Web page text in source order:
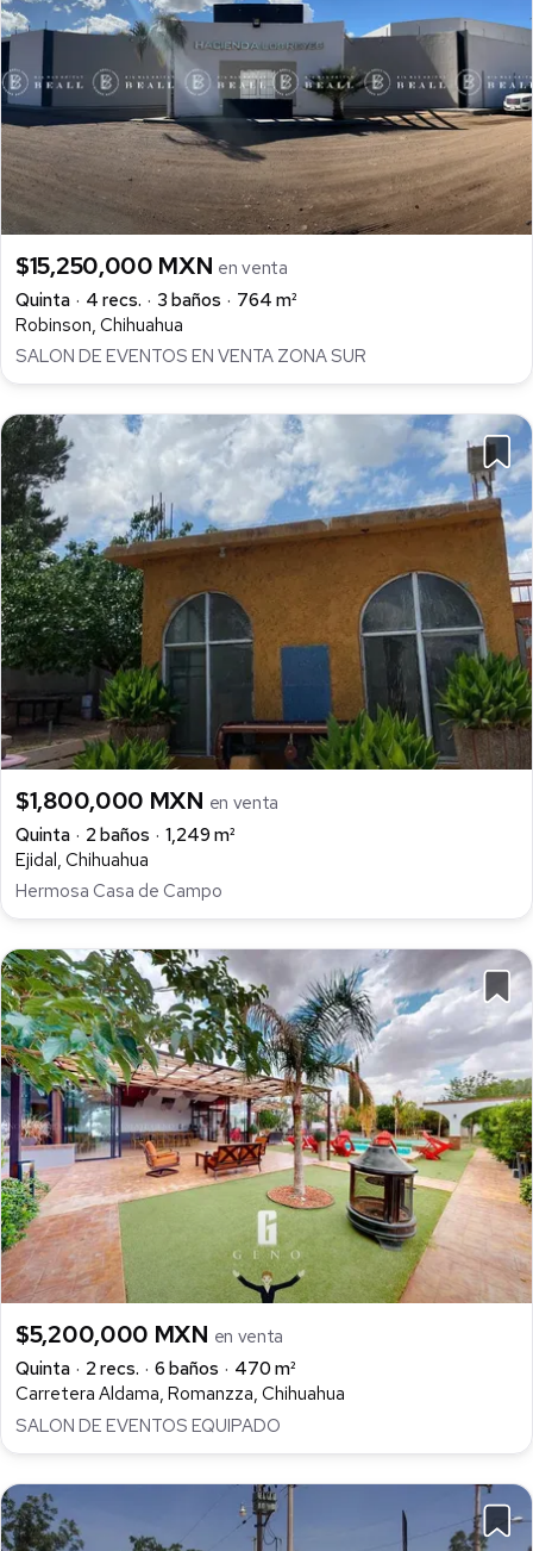
$15,250,000 MXN en venta
Quinta
4 recs. 3 baños
764 m²
Robinson, Chihuahua
SALON DE EVENTOS EN VENTA ZONA SUR
$1,800,000 MXN en venta
Quinta
2 baños
1,249 m²
Ejidal, Chihuahua
Hermosa Casa de Campo
$5,200,000 MXN en venta
Quinta
2 recs. 6 baños
470 m²
Carretera Aldama, Romanzza, Chihuahua
SALON DE EVENTOS EQUIPADO